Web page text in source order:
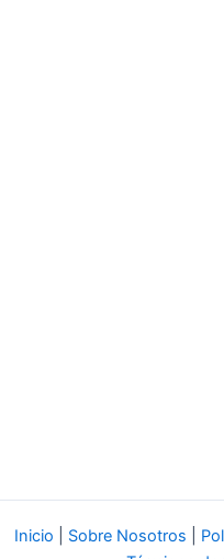
Inicio Sobre Nosotros